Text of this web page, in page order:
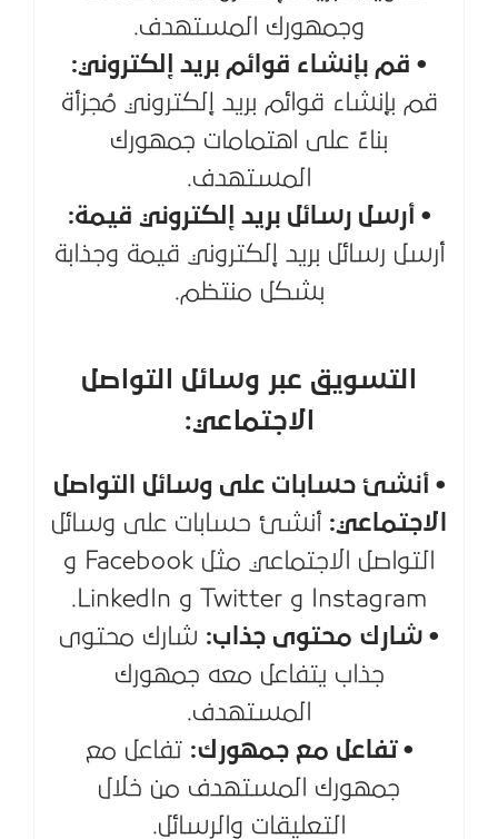
وجمهورك المستهدف.
• قم بإنشاء قوائم بريد إلكتروني:
قم بإنشاء قوائم بريد إلكتروني مُجزأة
بناءً على اهتمامات جمهورك
المستهدف.
• أرسل رسائل بريد إلكتروني قيمة:
أرسل رسائل بريد إلكتروني قيمة وجذابة
بشكل منتظم.
التسويق عبر وسائل التواصل
الاجتماعي:
• أنشئ حسابات على وسائل التواصل
الاجتماعي: أنشئ حسابات على وسائل
التواصل الاجتماعي مثل Facebook و
Instagram و Twitter و LinkedIn.
• شارك محتوى جذاب: شارك محتوى
جذاب يتفاعل معه جمهورك
المستهدف.
• تفاعل مع جمهورك: تفاعل مع
جمهورك المستهدف من خلال
التعليقات والرسائل.